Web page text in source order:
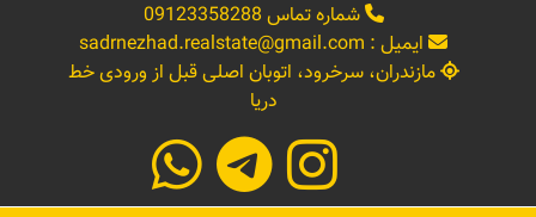
شماره تماس 09123358288
ایمیل : sadrnezhad.realstate@gmail.com
مازندران، سرخرود، اتوبان اصلی قبل از ورودی خط
دریا